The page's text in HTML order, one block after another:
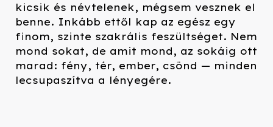
kicsik és névtelenek, mégsem vesznek el
benne. Inkább ettől kap az egész egy
finom, szinte szakrális feszültséget. Nem
mond sokat, de amit mond, az sokáig ott
marad: fény, tér, ember, csönd — minden
lecsupaszítva a lényegére.